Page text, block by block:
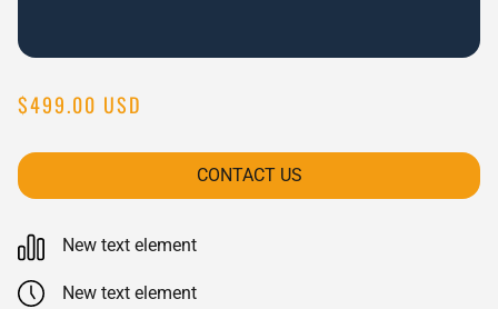
$499.00 USD
CONTACT US
New text element
New text element